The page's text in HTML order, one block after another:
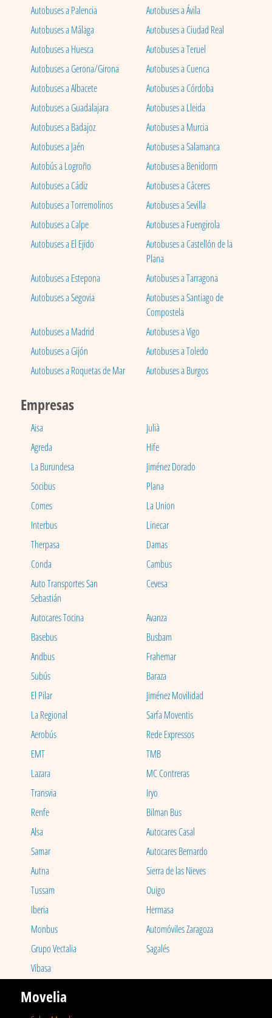
Autobuses a Palencia
Autobuses a Ávila
Autobuses a Málaga
Autobuses a Ciudad Real
Autobuses a Huesca
Autobuses a Teruel
Autobuses a Gerona/Girona
Autobuses a Cuenca
Autobuses a Albacete
Autobuses a Córdoba
Autobuses a Guadalajara
Autobuses a Lleida
Autobuses a Badajoz
Autobuses a Murcia
Autobuses a Jaén
Autobuses a Salamanca
Autobús a Logroño
Autobuses a Benidorm
Autobuses a Cádiz
Autobuses a Cáceres
Autobuses a Torremolinos
Autobuses a Sevilla
Autobuses a Calpe
Autobuses a Fuengirola
Autobuses a El Ejido
Autobuses a Castellón de la
Plana
Autobuses a Estepona
Autobuses a Tarragona
Autobuses a Segovia
Autobuses a Santiago de
Compostela
Autobuses a Madrid
Autobuses a Vigo
Autobuses a Gijón
Autobuses a Toledo
Autobuses a Roquetas de Mar
Autobuses a Burgos
Empresas
Aisa
Julià
Agreda
Hife
La Burundesa
Jiménez Dorado
Socibus
Plana
Comes
La Union
Interbus
Linecar
Therpasa
Damas
Conda
Cambus
Auto Transportes San
Sebastián
Cevesa
Autocares Tocina
Avanza
Basebus
Busbam
Andbus
Frahemar
Subús
Baraza
El Pilar
Jiménez Movilidad
La Regional
Sarfa Moventis
Aerobús
Rede Expressos
EMT
TMB
Lazara
MC Contreras
Transvia
Iryo
Renfe
Bilman Bus
Alsa
Autocares Casal
Samar
Autocares Bernardo
Autna
Sierra de las Nieves
Tussam
Ouigo
Iberia
Hermasa
Monbus
Automóviles Zaragoza
Grupo Vectalia
Sagalés
Vibasa
Movelia